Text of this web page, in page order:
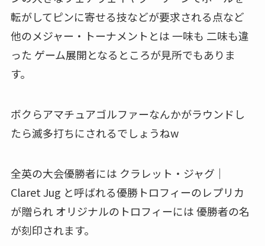
転がしてピンに寄せる技などが要求される点など
他のメジャー・トーナメントとは 一味も 二味も違
った ゲーム展開となるところが見所でもありま
す。
ボクらアマチュアゴルファーなんかがラウンドし
たら滅多打ちにされるでしょうねw
全英の大会優勝者には クラレット・ジャグ｜
Claret Jug と呼ばれる優勝トロフィーのレプリカ
が贈られ オリジナルのトロフィーには 優勝者の名
が刻印されます。